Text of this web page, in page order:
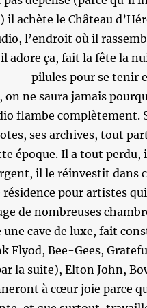
il achète le Château
l’endroit où il
adore ça, fait la fête la
pilules pour se tenir
on ne saura jamais
flambe complètement.
ses archives, tout
époque. Il a tout perdu,
il le réinvestit dans
résidence pour artistes
de nombreuses
cave de luxe, fait
Flyod, Bee-Gees,
la suite), Elton John,
à cœur joie parce